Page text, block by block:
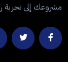
مشروعك إلى تجربة